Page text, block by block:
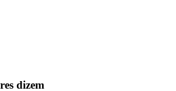
dizem